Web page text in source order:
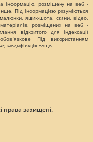
інформацію, розміщену на веб -
Під інформацією розуміються
малюнки, ящик-шота, скани, відео,
розміщених на веб -
відкритого для індексації
Під використанням
модифікація тощо.
права захищені.